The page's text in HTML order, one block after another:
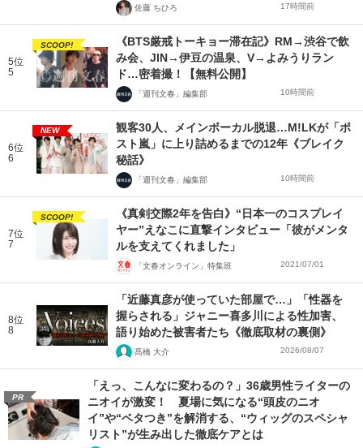
佐藤 ちひろ 17時間前
5位
5
SCOOP!
《BTS厳戒トーキョー滞在記》RM→渋谷で飲
み会、JIN→伊豆の温泉、V→よみうりラン
ド…密着撮！【無料公開】
「週刊文春」編集部 10時間前
6位
6
NEW
観客30人、メインボーカル脱退…M!LKが「ポ
スト嵐」に上り詰めるまでの12年《ブレイク
秘話》
「週刊文春」編集部 10時間前
7位
7
SCOOP!
《真剣交際2年を告白》“日本一のコスプレイ
ヤー”えなこに直撃インタビュー「彼がメンタ
ルを支えてくれました」
「文春オンライン」特集班 2021/07/01
8位
8
「近藤真彦が使っていた部屋で…」「性器を
握らされる」ジャニー喜多川による性加害、
語り始めた被害者たち《徹底取材の裏側》
髙橋 大介 2026/08/07
PR
「えっ、こんなに変わるの？」36歳男性ライターの
ニオイが激変！ 夏場に気になる“頭皮のニオ
イ”や“ベタつき”を解消する、“ウィッグのスペシャ
リスト”が生み出した徹底ケアとは